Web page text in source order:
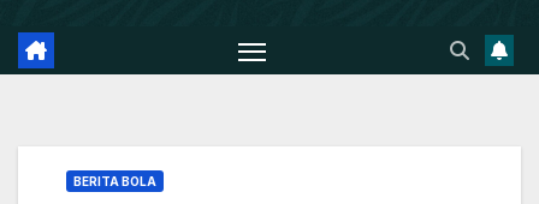
BERITA BOLA